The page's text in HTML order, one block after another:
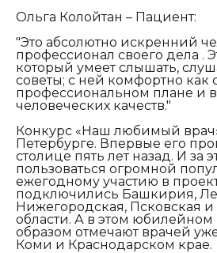
Ольга Колойтан – Пациент:
"Это абсолютно искренний
профессионал своего дела .
который умеет слышать,
советы; с ней комфортно как
профессиональном плане и
человеческих качеств."
Конкурс «Наш любимый
Петербурге. Впервые его
столице пять лет назад. И за
пользоваться огромной
ежегодному участию в
подключились Башкирия,
Нижегородская, Псковская и
области. А в этом юбилейном
образом отмечают врачей
Коми и Краснодарском крае.